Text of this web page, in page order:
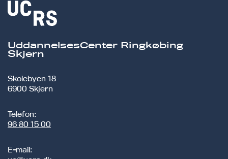
UddannelsesCenter Ringkøbing
Skjern
Skolebyen 18
6900 Skjern
Telefon:
96 80 15 00
E-mail: